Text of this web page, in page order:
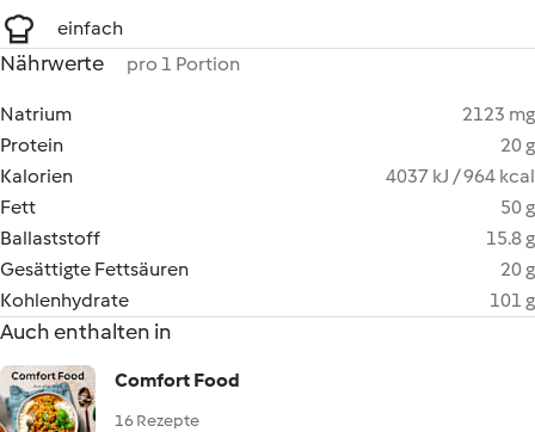
einfach
Nährwerte pro 1 Portion
Natrium
2123 mg
Protein
20 g
Kalorien
4037 kJ / 964 kcal
Fett
50 g
Ballaststoff
15.8 g
Gesättigte Fettsäuren
20 g
Kohlenhydrate
101 g
Auch enthalten in
Comfort Food
16 Rezepte